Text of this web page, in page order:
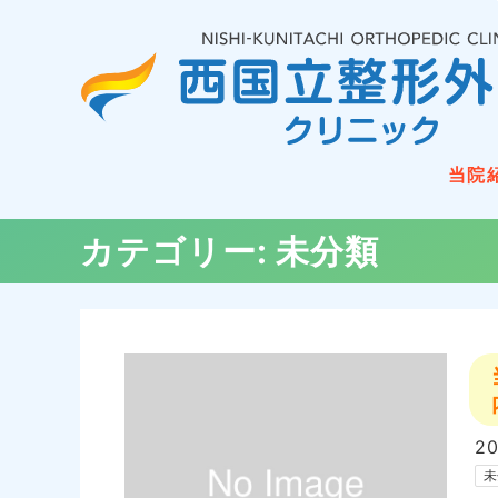
当院
カテゴリー:未分類